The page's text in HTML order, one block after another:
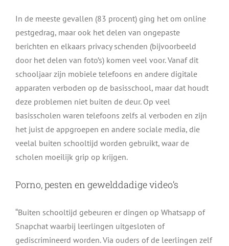
In de meeste gevallen (83 procent) ging het om online
pestgedrag, maar ook het delen van ongepaste
berichten en elkaars privacy schenden (bijvoorbeeld
door het delen van foto’s) komen veel voor. Vanaf dit
schooljaar zijn mobiele telefoons en andere digitale
apparaten verboden op de basisschool, maar dat houdt
deze problemen niet buiten de deur. Op veel
basisscholen waren telefoons zelfs al verboden en zijn
het juist de appgroepen en andere sociale media, die
veelal buiten schooltijd worden gebruikt, waar de
scholen moeilijk grip op krijgen.
Porno, pesten en gewelddadige video’s
“Buiten schooltijd gebeuren er dingen op Whatsapp of
Snapchat waarbij leerlingen uitgesloten of
gediscrimineerd worden. Via ouders of de leerlingen zelf